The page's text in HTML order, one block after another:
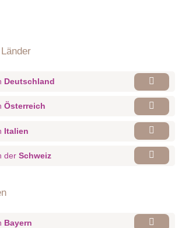
Deutschland
Österreich
Italien
der Schweiz
Bayern